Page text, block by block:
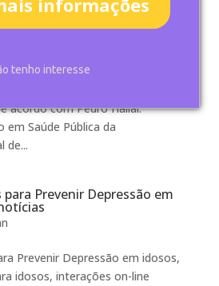
tenho interesse
de oportunidades para seus
acordo com Pedro Hallal.
em Saúde Pública da
de...
Prevenir Depressão em
Prevenir Depressão em idosos,
idosos, interações on-line